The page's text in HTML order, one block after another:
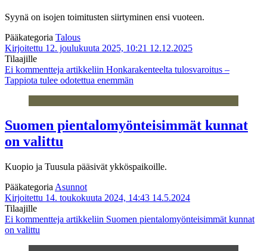
Syynä on isojen toimitusten siirtyminen ensi vuoteen.
Pääkategoria Talous
Kirjoitettu 12. joulukuuta 2025, 10:21 12.12.2025
Tilaajille
Ei kommentteja artikkeliin Honkarakenteelta tulosvaroitus –
Tappiota tulee odotettua enemmän
Suomen pientalomyönteisimmät kunnat
on valittu
Kuopio ja Tuusula pääsivät ykköspaikoille.
Pääkategoria Asunnot
Kirjoitettu 14. toukokuuta 2024, 14:43 14.5.2024
Tilaajille
Ei kommentteja artikkeliin Suomen pientalomyönteisimmät kunnat
on valittu